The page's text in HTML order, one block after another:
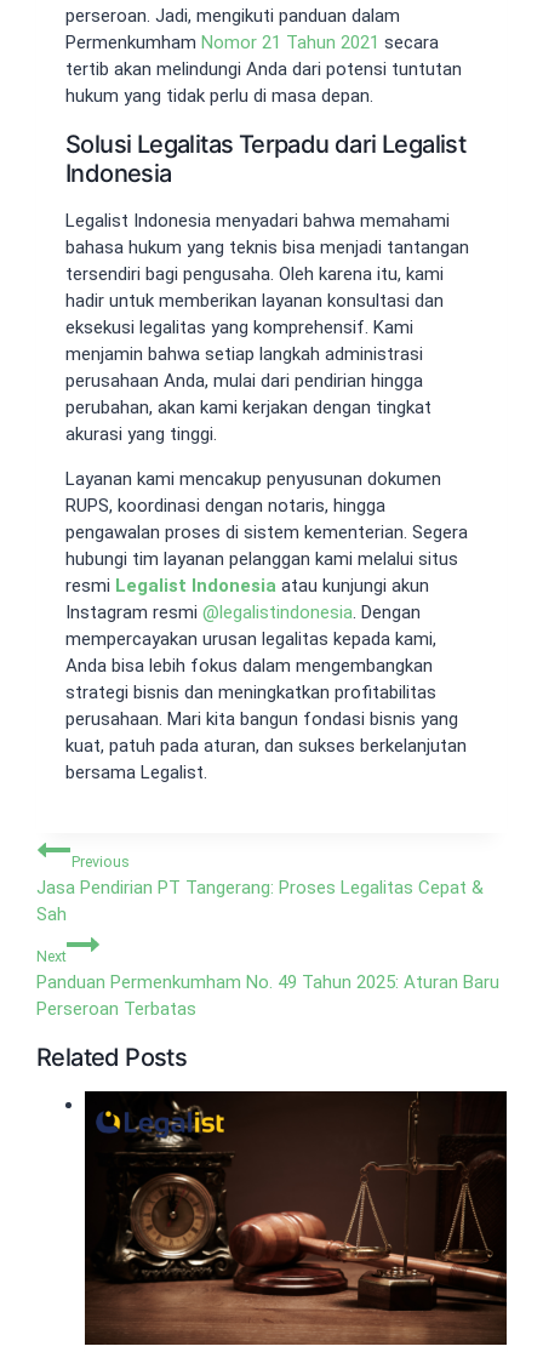
perseroan. Jadi, mengikuti panduan dalam
Permenkumham Nomor 21 Tahun 2021 secara
tertib akan melindungi Anda dari potensi tuntutan
hukum yang tidak perlu di masa depan.
Solusi Legalitas Terpadu dari Legalist
Indonesia
Legalist Indonesia menyadari bahwa memahami
bahasa hukum yang teknis bisa menjadi tantangan
tersendiri bagi pengusaha. Oleh karena itu, kami
hadir untuk memberikan layanan konsultasi dan
eksekusi legalitas yang komprehensif. Kami
menjamin bahwa setiap langkah administrasi
perusahaan Anda, mulai dari pendirian hingga
perubahan, akan kami kerjakan dengan tingkat
akurasi yang tinggi.
Layanan kami mencakup penyusunan dokumen
RUPS, koordinasi dengan notaris, hingga
pengawalan proses di sistem kementerian. Segera
hubungi tim layanan pelanggan kami melalui situs
resmi Legalist Indonesia atau kunjungi akun
Instagram resmi @legalistindonesia. Dengan
mempercayakan urusan legalitas kepada kami,
Anda bisa lebih fokus dalam mengembangkan
strategi bisnis dan meningkatkan profitabilitas
perusahaan. Mari kita bangun fondasi bisnis yang
kuat, patuh pada aturan, dan sukses berkelanjutan
bersama Legalist.
Navigasi
posPrevious
Jasa Pendirian PT Tangerang: Proses Legalitas Cepat &
Sah
Next
Panduan Permenkumham No. 49 Tahun 2025: Aturan Baru
Perseroan Terbatas
Related Posts